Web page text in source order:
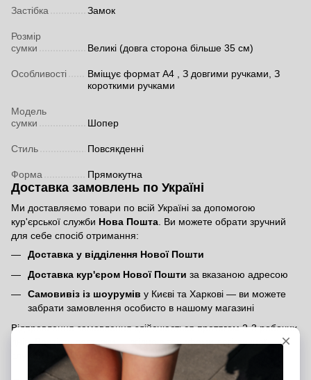
Застібка Замок
Розмір
сумки
Великі (довга сторона більше 35 см)
Особливості
Вміщує формат А4 , З довгими ручками, З
короткими ручками
Модель
сумки
Шопер
Стиль Повсякденні
Форма Прямокутна
Доставка замовлень по Україні
Ми доставляємо товари по всій Україні за допомогою
кур'єрської служби Нова Пошта. Ви можете обрати зручний
для себе спосіб отримання:
Доставка у відділення Нової Пошти
Доставка кур'єром Нової Пошти за вказаною адресою
Самовивіз із шоурумів у Києві та Харкові — ви можете
забрати замовлення особисто в нашому магазині
Відправлення замовлення здійснюється протягом 2-3 робочих
днів. Вартість доставки — згідно з тарифами логістичної
Нова Пошта .